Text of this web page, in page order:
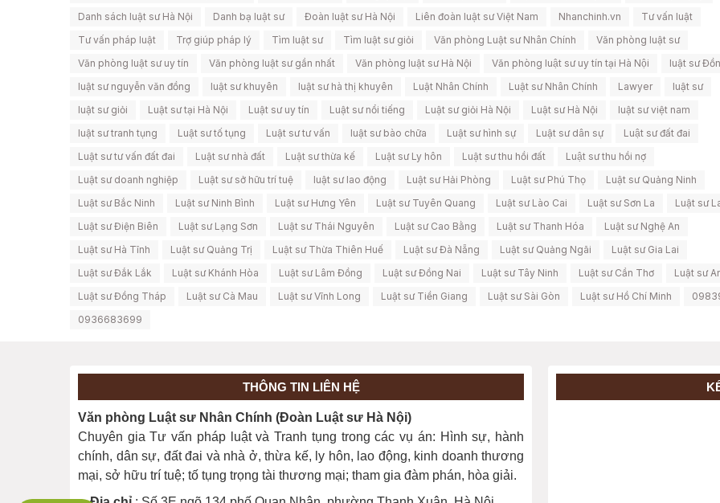
Danh sách luật sư Hà Nội
Danh bạ luật sư Đoàn luật sư Hà Nội Liên đoàn luật sư Việt Nam Nhanchinh.vn
Tư vấn luật
Tư vấn pháp luật
Trợ giúp pháp lý Tìm luật sư Tìm luật sư giỏi Văn phòng Luật sư Nhân Chính
Văn phòng luật sư
Văn phòng luật sư uy tín
Văn phòng luật sư gần nhất Văn phòng luật sư Hà Nội Văn phòng luật sư uy tín tại Hà Nội
luật sư
luật sư nguyễn văn đồng
luật sư khuyên luật sư hà thị khuyên Luật Nhân Chính Luật sư Nhân Chính Lawyer
luật sư
luật sư giỏi
Luật sư tại Hà Nội Luật sư uy tín Luật sư nổi tiếng Luật sư giỏi Hà Nội Luật sư Hà Nội
luật sư việt nam
luật sư tranh tụng
Luật sư tố tụng Luật sư tư vấn luật sư bào chữa Luật sư hình sự Luật sư dân sự
Luật sư đất đai
Luật sư tư vấn đất đai
Luật sư nhà đất Luật sư thừa kế Luật sư Ly hôn Luật sư thu hồi đất
Luật sư thu hồi nợ
Luật sư doanh nghiệp
Luật sư sở hữu trí tuệ luật sư lao động Luật sư Hải Phòng Luật sư Phú Thọ
Luật sư Quảng Ninh
Luật sư Bắc Ninh
Luật sư Ninh Bình Luật sư Hưng Yên Luật sư Tuyên Quang Luật sư Lào Cai Luật sư Sơn La
Luật sư
Luật sư Điện Biên
Luật sư Lạng Sơn Luật sư Thái Nguyên Luật sư Cao Bằng Luật sư Thanh Hóa
Luật sư Nghệ An
Luật sư Hà Tĩnh
Luật sư Quảng Trị Luật sư Thừa Thiên Huế Luật sư Đà Nẵng Luật sư Quảng Ngãi
Luật sư Gia Lai
Luật sư Đắk Lắk
Luật sư Khánh Hòa Luật sư Lâm Đồng Luật sư Đồng Nai Luật sư Tây Ninh Luật sư Cần Thơ
Luật sư
Luật sư Đồng Tháp
Luật sư Cà Mau Luật sư Vĩnh Long Luật sư Tiền Giang Luật sư Sài Gòn Luật sư Hồ Chí Minh
0936683699
THÔNG TIN LIÊN HỆ
Văn phòng Luật sư Nhân Chính (Đoàn Luật sư Hà Nội)
Chuyên gia Tư vấn pháp luật và Tranh tụng trong các vụ án: Hình sự, hành
chính, dân sự, đất đai và nhà ở, thừa kế, ly hôn, lao động, kinh doanh thương
mại, sở hữu trí tuệ; tố tụng trọng tài thương mại; tham gia đàm phán, hòa giải.